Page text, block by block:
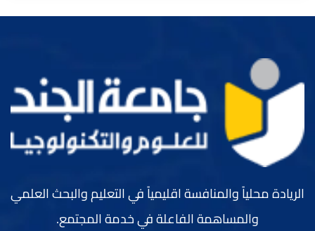
الريادة محلياً والمنافسة اقليمياً في التعليم والبحث العلمي
والمساهمة الفاعلة في خدمة المجتمع.